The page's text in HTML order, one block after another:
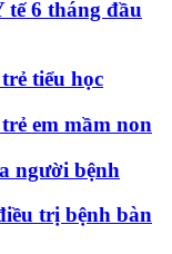
tế 6 tháng đầu
tiểu học
em mầm non
người bệnh
trị bệnh bàn